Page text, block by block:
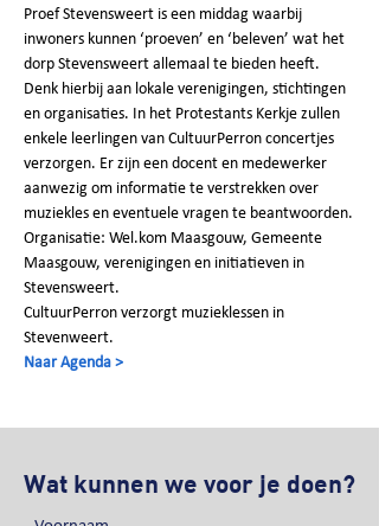
Proef Stevensweert is een middag waarbij
inwoners kunnen ‘proeven’ en ‘beleven’ wat het
dorp Stevensweert allemaal te bieden heeft.
Denk hierbij aan lokale verenigingen, stichtingen
en organisaties. In het Protestants Kerkje zullen
enkele leerlingen van CultuurPerron concertjes
verzorgen. Er zijn een docent en medewerker
aanwezig om informatie te verstrekken over
muziekles en eventuele vragen te beantwoorden.
Organisatie: Wel.kom Maasgouw, Gemeente
Maasgouw, verenigingen en initiatieven in
Stevensweert.
CultuurPerron verzorgt muzieklessen in
Stevenweert.
Naar Agenda >
Wat kunnen we voor je doen?